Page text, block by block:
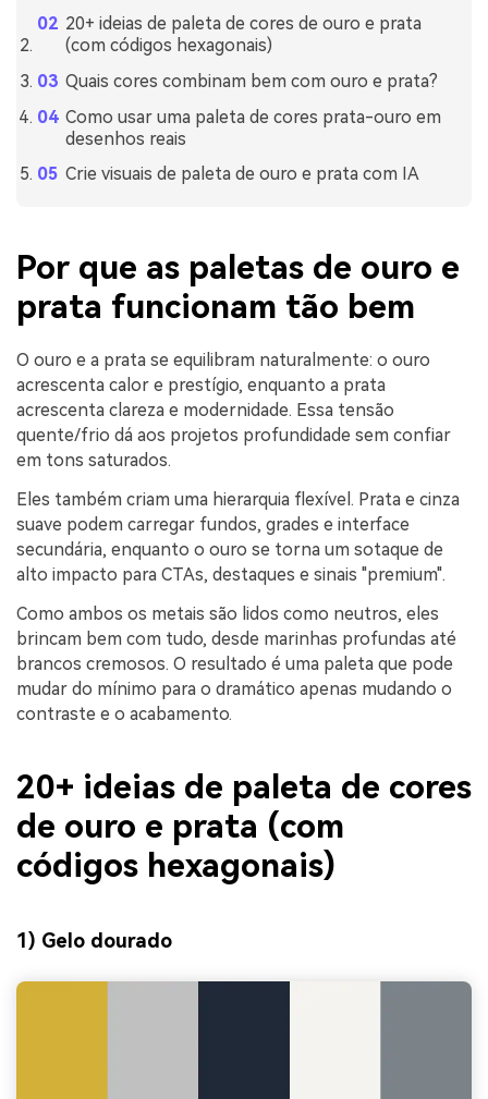
20+ ideias de paleta de cores de ouro e prata
(com códigos hexagonais)
Quais cores combinam bem com ouro e prata?
Como usar uma paleta de cores prata-ouro em
desenhos reais
Crie visuais de paleta de ouro e prata com IA
Por que as paletas de ouro e
prata funcionam tão bem
O ouro e a prata se equilibram naturalmente: o ouro
acrescenta calor e prestígio, enquanto a prata
acrescenta clareza e modernidade. Essa tensão
quente/frio dá aos projetos profundidade sem confiar
em tons saturados.
Eles também criam uma hierarquia flexível. Prata e cinza
suave podem carregar fundos, grades e interface
secundária, enquanto o ouro se torna um sotaque de
alto impacto para CTAs, destaques e sinais "premium".
Como ambos os metais são lidos como neutros, eles
brincam bem com tudo, desde marinhas profundas até
brancos cremosos. O resultado é uma paleta que pode
mudar do mínimo para o dramático apenas mudando o
contraste e o acabamento.
20+ ideias de paleta de cores
de ouro e prata (com
códigos hexagonais)
1) Gelo dourado